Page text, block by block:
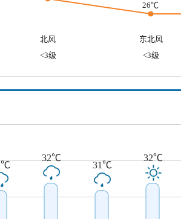
26℃
北风 东北风
<3级 <3级
32℃
31℃
32℃